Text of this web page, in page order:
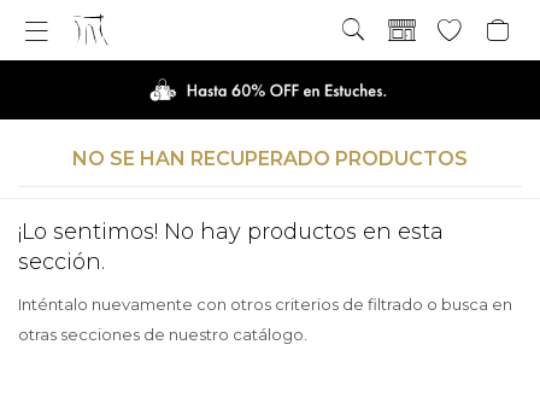

NO SE HAN RECUPERADO PRODUCTOS
¡Lo sentimos! No hay productos en esta
sección.
Inténtalo nuevamente con otros criterios de filtrado o busca en
otras secciones de nuestro catálogo.